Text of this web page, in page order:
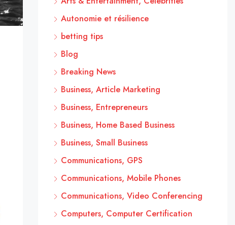
Autonomie et résilience
betting tips
Blog
Breaking News
Business, Article Marketing
Business, Entrepreneurs
Business, Home Based Business
Business, Small Business
Communications, GPS
Communications, Mobile Phones
Communications, Video Conferencing
Computers, Computer Certification